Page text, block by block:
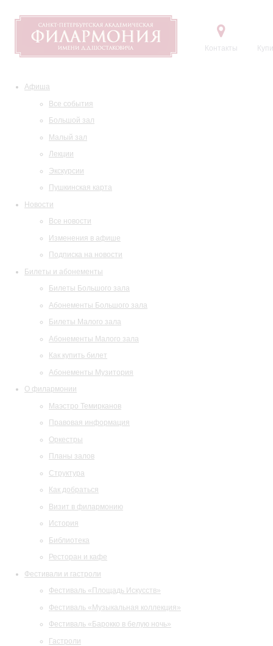
Контакты
Афиша
Все события
Большой зал
Малый зал
Лекции
Экскурсии
Пушкинская карта
Новости
Все новости
Изменения в афише
Подписка на новости
Билеты и абонементы
Билеты Большого зала
Абонементы Большого зала
Билеты Малого зала
Абонементы Малого зала
Как купить билет
Абонементы Музитория
О филармонии
Маэстро Темирканов
Правовая информация
Оркестры
Планы залов
Структура
Как добраться
Визит в филармонию
История
Библиотека
Ресторан и кафе
Фестивали и гастроли
Фестиваль «Площадь Искусств»
Фестиваль «Музыкальная коллекция»
Фестиваль «Барокко в белую ночь»
Гастроли